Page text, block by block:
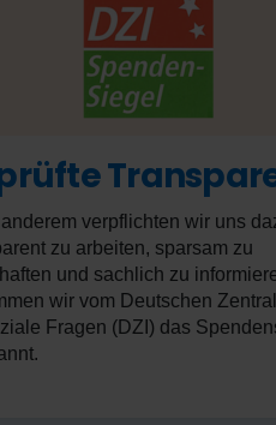
verpflichten wir uns
zu arbeiten, sparsam zu
und sachlich zu
wir vom Deutschen
Fragen (DZI) das